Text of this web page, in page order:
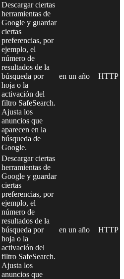
Descargar ciertas
herramientas de
Google y guardar
ciertas
preferencias, por
ejemplo, el
número de
resultados de la
búsqueda por
hoja o la
activación del
filtro SafeSearch.
Ajusta los
anuncios que
aparecen en la
búsqueda de
Google.
en un año HTTP
Descargar ciertas
herramientas de
Google y guardar
ciertas
preferencias, por
ejemplo, el
número de
resultados de la
búsqueda por
hoja o la
activación del
filtro SafeSearch.
Ajusta los
anuncios que
en un año HTTP